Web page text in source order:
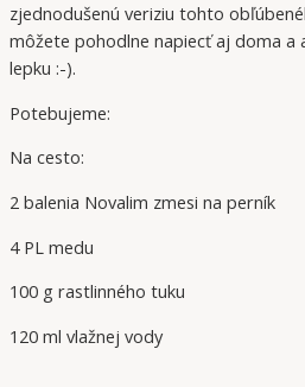
zjednodušenú veriziu tohto
môžete pohodlne napiecť aj doma a
lepku :-).
Potebujeme:
Na cesto:
2 balenia Novalim zmesi na perník
4 PL medu
100 g rastlinného tuku
120 ml vlažnej vody